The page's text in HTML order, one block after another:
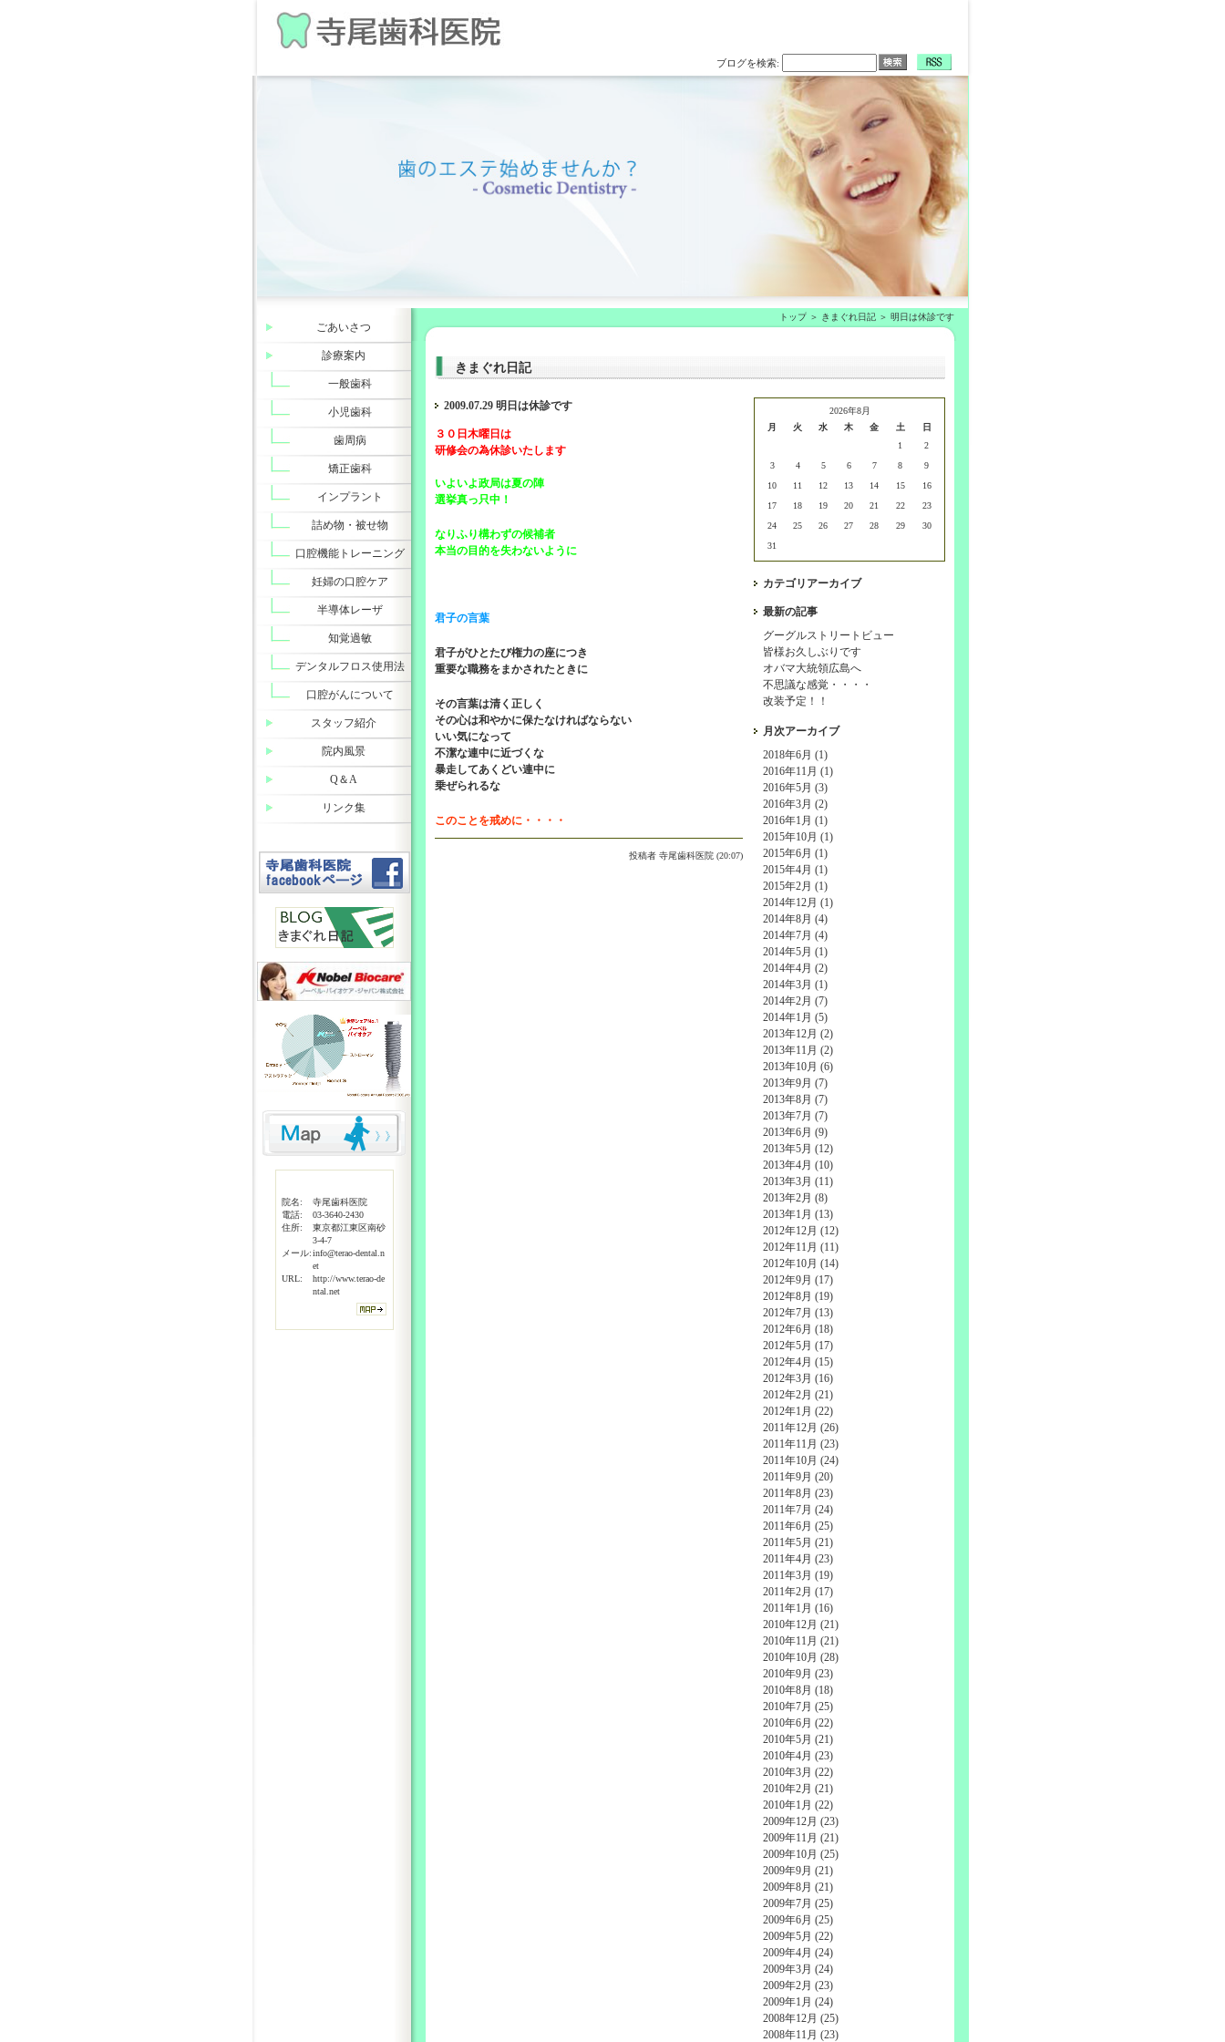
ブログを検索:
トップ きまぐれ日記 明日は休診です
きまぐれ日記
2009.07.29 明日は休診です
３０日木曜日は
研修会の為休診いたします
いよいよ政局は夏の陣
選挙真っ只中！
なりふり構わずの候補者
本当の目的を失わないように
君子の言葉
君子がひとたび権力の座につき
重要な職務をまかされたときに
その言葉は清く正しく
その心は和やかに保たなければならない
いい気になって
不潔な連中に近づくな
暴走してあくどい連中に
乗ぜられるな
このことを戒めに・・・・
投稿者寺尾歯科医院 (20:07)
2026年8月
月
火 水 木 金 土
日
1
2
3
4 5 6 7 8
9
10
11 12 13 14 15
16
17
18 19 20 21 22
23
24
25 26 27 28 29
30
31
カテゴリアーカイブ
最新の記事
グーグルストリートビュー
皆様お久しぶりです
オバマ大統領広島へ
不思議な感覚・・・・
改装予定！！
月次アーカイブ
2018年6月 (1)
2016年11月 (1)
2016年5月 (3)
2016年3月 (2)
2016年1月 (1)
2015年10月 (1)
2015年6月 (1)
2015年4月 (1)
2015年2月 (1)
2014年12月 (1)
2014年8月 (4)
2014年7月 (4)
2014年5月 (1)
2014年4月 (2)
2014年3月 (1)
2014年2月 (7)
2014年1月 (5)
2013年12月 (2)
2013年11月 (2)
2013年10月 (6)
2013年9月 (7)
2013年8月 (7)
2013年7月 (7)
2013年6月 (9)
2013年5月 (12)
2013年4月 (10)
2013年3月 (11)
2013年2月 (8)
2013年1月 (13)
2012年12月 (12)
2012年11月 (11)
2012年10月 (14)
2012年9月 (17)
2012年8月 (19)
2012年7月 (13)
2012年6月 (18)
2012年5月 (17)
2012年4月 (15)
2012年3月 (16)
2012年2月 (21)
2012年1月 (22)
2011年12月 (26)
2011年11月 (23)
2011年10月 (24)
2011年9月 (20)
2011年8月 (23)
2011年7月 (24)
2011年6月 (25)
2011年5月 (21)
2011年4月 (23)
2011年3月 (19)
2011年2月 (17)
2011年1月 (16)
2010年12月 (21)
2010年11月 (21)
2010年10月 (28)
2010年9月 (23)
2010年8月 (18)
2010年7月 (25)
2010年6月 (22)
2010年5月 (21)
2010年4月 (23)
2010年3月 (22)
2010年2月 (21)
2010年1月 (22)
2009年12月 (23)
2009年11月 (21)
2009年10月 (25)
2009年9月 (21)
2009年8月 (21)
2009年7月 (25)
2009年6月 (25)
2009年5月 (22)
2009年4月 (24)
2009年3月 (24)
2009年2月 (23)
2009年1月 (24)
2008年12月 (25)
2008年11月 (23)
ごあいさつ
診療案内
一般歯科
小児歯科
歯周病
矯正歯科
インプラント
詰め物・被せ物
口腔機能トレーニング
妊婦の口腔ケア
半導体レーザ
知覚過敏
デンタルフロス使用法
口腔がんについて
スタッフ紹介
院内風景
Q＆A
リンク集
院名:
寺尾歯科医院
電話:
03-3640-2430
住所:
東京都江東区南砂
3-4-7
メール:info@terao-dental.n
et
URL:
http://www.terao-de
ntal.net